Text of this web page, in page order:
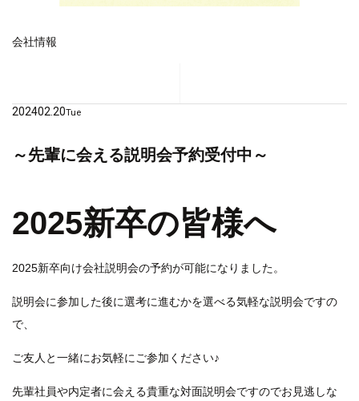
会社情報
202402.20Tue
～先輩に会える説明会予約受付中～
2025新卒の皆様へ
2025新卒向け会社説明会の予約が可能になりました。
説明会に参加した後に選考に進むかを選べる気軽な説明会ですの
で、
ご友人と一緒にお気軽にご参加ください♪
先輩社員や内定者に会える貴重な対面説明会ですのでお見逃しな